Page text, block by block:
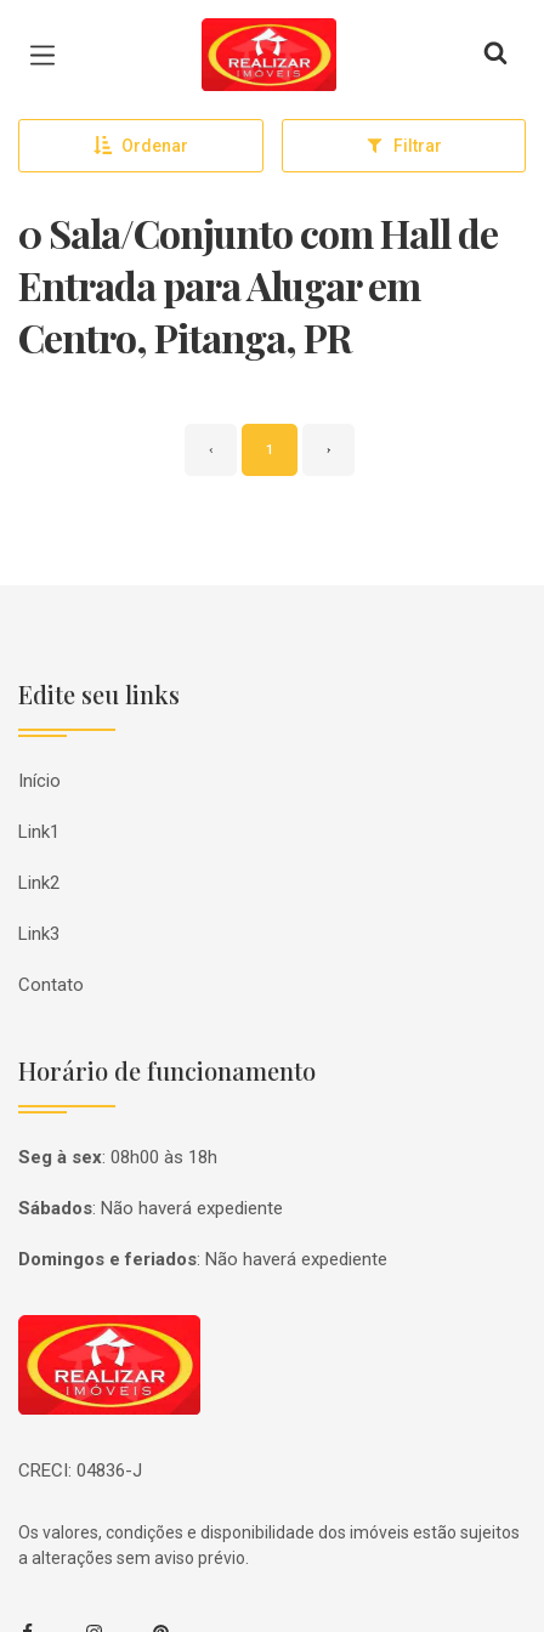
Página inicial
Ordenar Filtrar
0 Sala/Conjunto com Hall de
Entrada para Alugar em
Centro, Pitanga, PR
‹ 1 ›
Edite seu links
Início
Link1
Link2
Link3
Contato
Horário de funcionamento
Seg à sex: 08h00 às 18h
Sábados: Não haverá expediente
Domingos e feriados: Não haverá expediente
Página inicial
CRECI: 04836-J
Os valores, condições e disponibilidade dos imóveis estão sujeitos
a alterações sem aviso prévio.